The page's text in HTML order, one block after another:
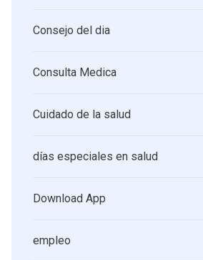
Consejo del dia
Consulta Medica
Cuidado de la salud
días especiales en salud
Download App
empleo